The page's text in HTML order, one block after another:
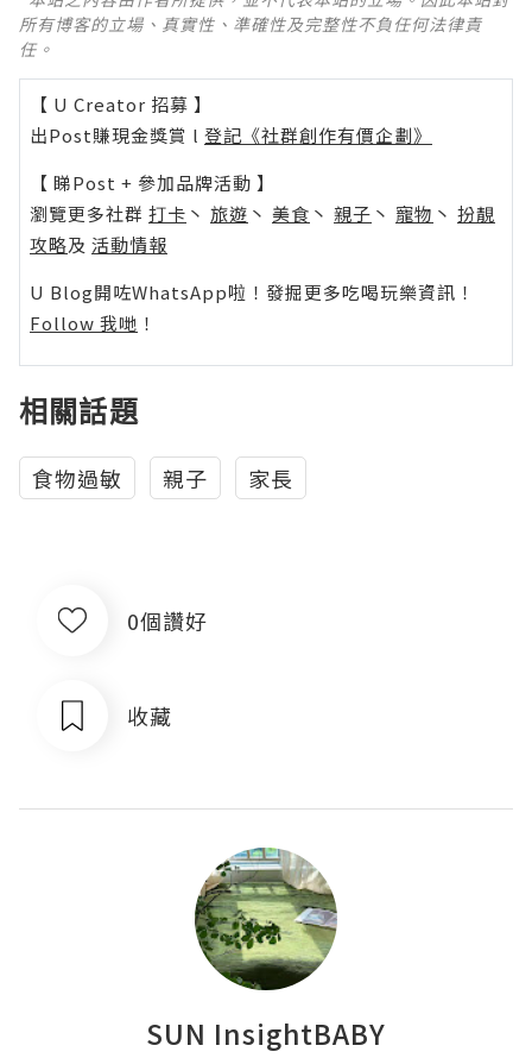
所有博客的立場、真實性、準確性及完整性不負任何法律責
任。
【 U Creator 招募 】
出Post賺現金獎賞 l 登記《社群創作有價企劃》
【 睇Post + 參加品牌活動 】
瀏覽更多社群 打卡 丶 旅遊 丶 美食 丶 親子 丶 寵物 丶 扮靚
攻略及 活動情報
U Blog開咗WhatsApp啦！發掘更多吃喝玩樂資訊！
Follow 我哋 ！
相關話題
食物過敏 親子 家長
0個讚好
收藏
SUN InsightBABY